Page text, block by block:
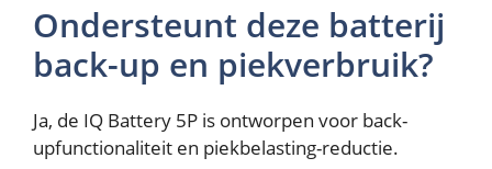
Ondersteunt deze batterij
back-up en piekverbruik?
Ja, de IQ Battery 5P is ontworpen voor back-
upfunctionaliteit en piekbelasting-reductie.